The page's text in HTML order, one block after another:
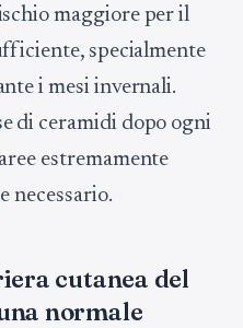
maggiore per il
specialmente
i mesi invernali.
di ceramidi dopo ogni
estremamente
necessario.
cutanea del
normale